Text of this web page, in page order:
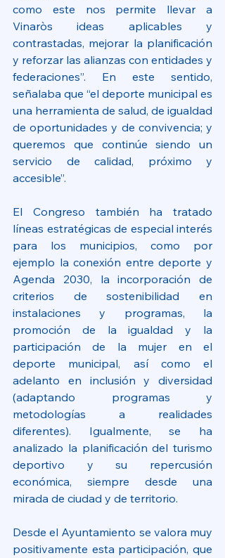
como este nos permite llevar a
Vinaròs ideas aplicables y
contrastadas, mejorar la planificación
y reforzar las alianzas con entidades y
federaciones”. En este sentido,
señalaba que “el deporte municipal es
una herramienta de salud, de igualdad
de oportunidades y de convivencia; y
queremos que continúe siendo un
servicio de calidad, próximo y
accesible”.
El Congreso también ha tratado
líneas estratégicas de especial interés
para los municipios, como por
ejemplo la conexión entre deporte y
Agenda 2030, la incorporación de
criterios de sostenibilidad en
instalaciones y programas, la
promoción de la igualdad y la
participación de la mujer en el
deporte municipal, así como el
adelanto en inclusión y diversidad
(adaptando programas y
metodologías a realidades
diferentes). Igualmente, se ha
analizado la planificación del turismo
deportivo y su repercusión
económica, siempre desde una
mirada de ciudad y de territorio.
Desde el Ayuntamiento se valora muy
positivamente esta participación, que